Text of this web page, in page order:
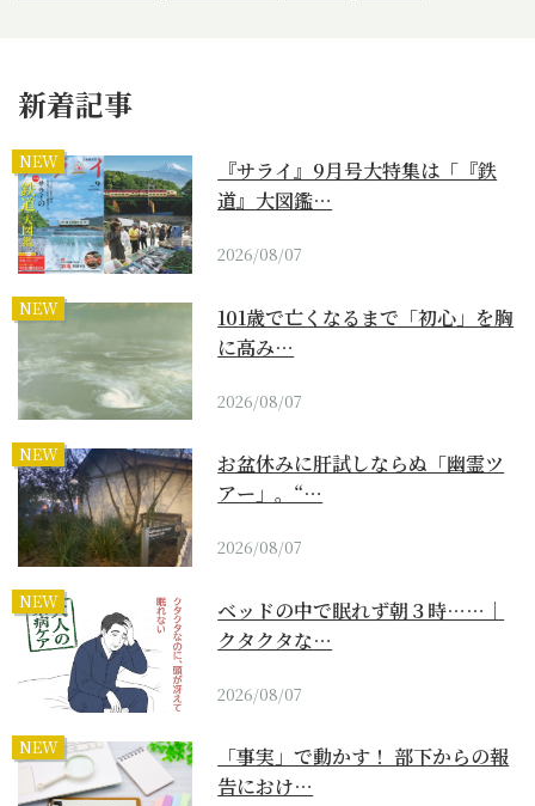
新着記事
NEW
『サライ』9月号大特集は「『鉄
道』大図鑑…
2026/08/07
NEW
101歳で亡くなるまで「初心」を胸
に高み…
2026/08/07
NEW
お盆休みに肝試しならぬ「幽霊ツ
アー」。“…
2026/08/07
NEW
ベッドの中で眠れず朝３時……｜
クタクタな…
2026/08/07
NEW
「事実」で動かす！ 部下からの報
告におけ…